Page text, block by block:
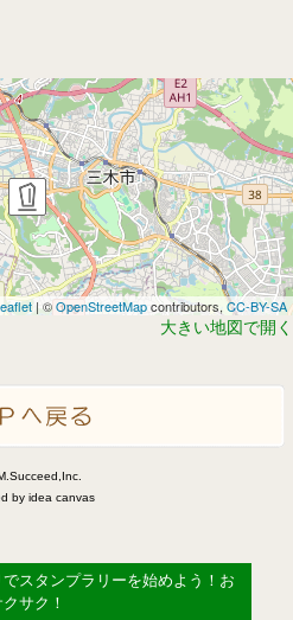
| ©OpenStreetMapcontributors, CC-BY-SA
大きい地図で開く
by idea canvas
スタンプラリーを始めよう！お
サク！